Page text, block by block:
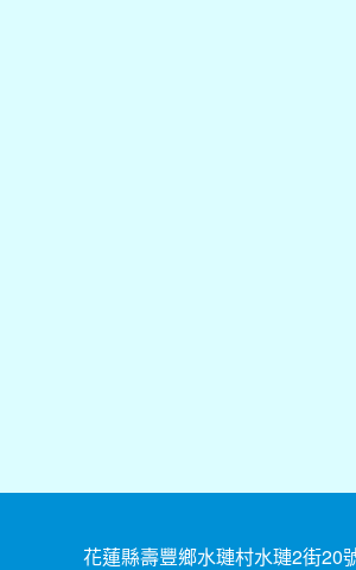
花蓮縣壽豐鄉水璉村水璉2街20